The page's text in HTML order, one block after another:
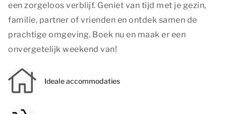
een zorgeloos verblijf. Geniet van tijd met je gezin,
familie, partner of vrienden en ontdek samen de
prachtige omgeving. Boek nu en maak er een
onvergetelijk weekend van!
Ideale accommodaties